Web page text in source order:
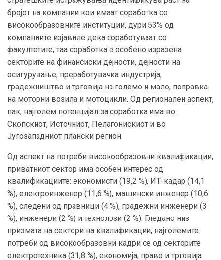
бројот на компании кои имаат соработка со
високообразовните институции, дури 53% од
компаниите изјавиле дека соработуваат со
факултетите, таа соработка е особено изразена
секторите на финансиски дејности, дејности на
осигурување, преработувачка индустрија,
градежништво и трговија на големо и мало, поправка
на моторни возила и мотоцикли. Од регионален аспект,
пак, најголем потенцијал за соработка има во
Скопскиот, Источниот, Пелагонискиот и во
Југозападниот плански регион.
Од аспект на потреби високообразовни квалификации,
приватниот сектор има особен интерес од
квалификациите: економисти (19,2 %), ИТ-кадар (14,1
%), електроинженер (11,6 %), машински инженер (10,6
%), следени од правници (4 %), градежни инженери (3
%), инженери (2 %) и технолози (2 %). Гледано низ
призмата на сектори на квалификации, најголемите
потреби од високообразовни кадри се од секторите
електротехника (31,8 %), економија, право и трговија